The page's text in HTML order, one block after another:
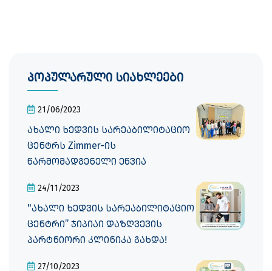
პოპულარული სიახლეები
21/06/2023
ახალი ხედვის სარეაბილიტაციო
ცენტრს Zimmer-ის
წარმომადგენელი ეწვია
24/11/2023
"ახალი ხედვის სარეაბილიტაციო
ცენტრი” ჯიპიაი დაზღვევის
პარტნიორი კლინიკა გახდა!
27/10/2023